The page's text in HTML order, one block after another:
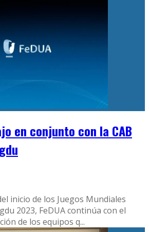
en conjunto con la CAB
inicio de los Juegos Mundiales
2023, FeDUA continúa con el
de los equipos q...